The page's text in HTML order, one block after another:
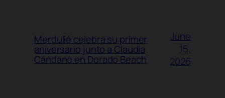
Merdulié celebra su primer
aniversario junto a Claudia
Cándano en Dorado Beach
June
15,
2026